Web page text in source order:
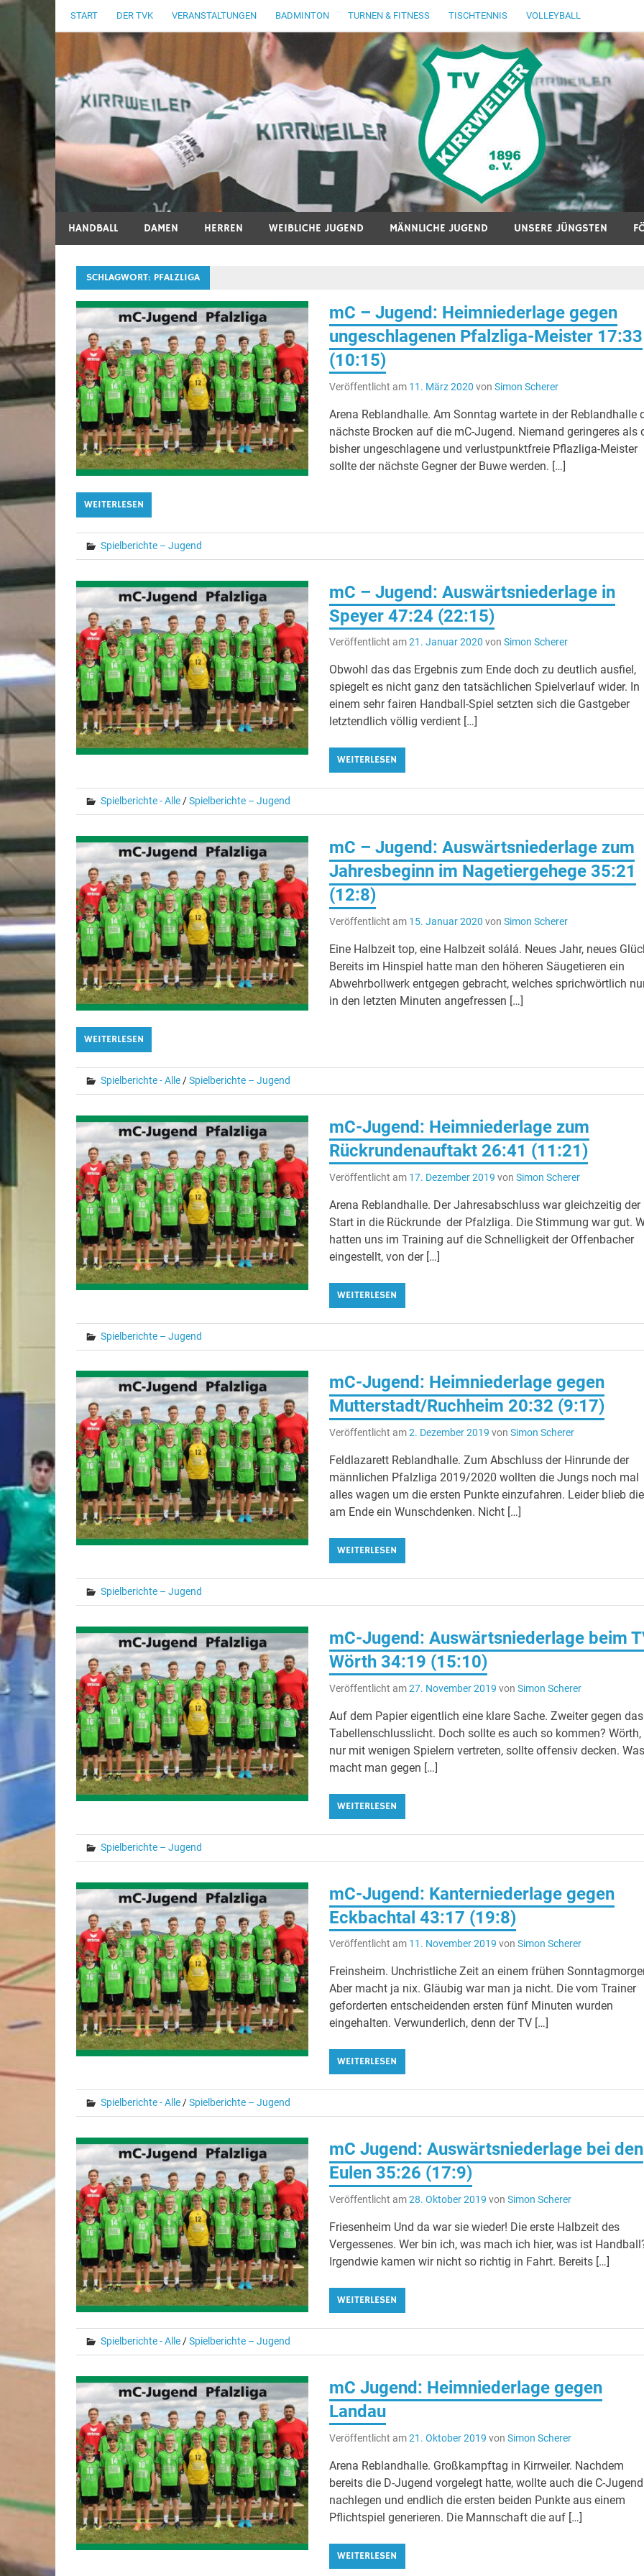
springen
START DER TVK VERANSTALTUNGEN BADMINTON TURNEN & FITNESS TISCHTENNIS VOLLEYBALL
HANDBALL DAMEN HERREN WEIBLICHE JUGEND MÄNNLICHE JUGEND UNSERE JÜNGSTEN
SCHLAGWORT: PFALZLIGA
mC – Jugend: Heimniederlage gegen
ungeschlagenen Pfalzliga-Meister 17:33
(10:15)
Veröffentlicht am 11. März 2020 vonSimon Scherer
Arena Reblandhalle. Am Sonntag wartete in der Reblandhalle
nächste Brocken auf die mC-Jugend. Niemand geringeres als
bisher ungeschlagene und verlustpunktfreie Pflazliga-Meister
sollte der nächste Gegner der Buwe werden. […]
WEITERLESEN
Spielberichte – Jugend
mC – Jugend: Auswärtsniederlage in
Speyer 47:24 (22:15)
Veröffentlicht am21. Januar 2020 vonSimon Scherer
Obwohl das das Ergebnis zum Ende doch zu deutlich ausfiel,
spiegelt es nicht ganz den tatsächlichen Spielverlauf wider. In
einem sehr fairen Handball-Spiel setzten sich die Gastgeber
letztendlich völlig verdient […]
WEITERLESEN
Spielberichte - Alle/Spielberichte – Jugend
mC – Jugend: Auswärtsniederlage zum
Jahresbeginn im Nagetiergehege 35:21
(12:8)
Veröffentlicht am 15. Januar 2020 vonSimon Scherer
Eine Halbzeit top, eine Halbzeit solálá. Neues Jahr, neues
Bereits im Hinspiel hatte man den höheren Säugetieren ein
Abwehrbollwerk entgegen gebracht, welches sprichwörtlich
in den letzten Minuten angefressen […]
WEITERLESEN
Spielberichte - Alle/Spielberichte – Jugend
mC-Jugend: Heimniederlage zum
Rückrundenauftakt 26:41 (11:21)
Veröffentlicht am 17. Dezember 2019 vonSimon Scherer
Arena Reblandhalle. Der Jahresabschluss war gleichzeitig der
Start in die Rückrunde der Pfalzliga. Die Stimmung war gut.
hatten uns im Training auf die Schnelligkeit der Offenbacher
eingestellt, von der […]
WEITERLESEN
Spielberichte – Jugend
mC-Jugend: Heimniederlage gegen
Mutterstadt/Ruchheim 20:32 (9:17)
Veröffentlicht am2. Dezember 2019 vonSimon Scherer
Feldlazarett Reblandhalle. Zum Abschluss der Hinrunde der
männlichen Pfalzliga 2019/2020 wollten die Jungs noch mal
alles wagen um die ersten Punkte einzufahren. Leider blieb
am Ende ein Wunschdenken. Nicht […]
WEITERLESEN
Spielberichte – Jugend
mC-Jugend: Auswärtsniederlage beim
Wörth 34:19 (15:10)
Veröffentlicht am27. November 2019 vonSimon Scherer
Auf dem Papier eigentlich eine klare Sache. Zweiter gegen das
Tabellenschlusslicht. Doch sollte es auch so kommen? Wörth,
nur mit wenigen Spielern vertreten, sollte offensiv decken.
macht man gegen […]
WEITERLESEN
Spielberichte – Jugend
mC-Jugend: Kanterniederlage gegen
Eckbachtal 43:17 (19:8)
Veröffentlicht am 11. November 2019 vonSimon Scherer
Freinsheim. Unchristliche Zeit an einem frühen
Aber macht ja nix. Gläubig war man ja nicht. Die vom Trainer
geforderten entscheidenden ersten fünf Minuten wurden
eingehalten. Verwunderlich, denn der TV […]
WEITERLESEN
Spielberichte - Alle/Spielberichte – Jugend
mC Jugend: Auswärtsniederlage bei den
Eulen 35:26 (17:9)
Veröffentlicht am28. Oktober 2019 vonSimon Scherer
Friesenheim Und da war sie wieder! Die erste Halbzeit des
Vergessenes. Wer bin ich, was mach ich hier, was ist
Irgendwie kamen wir nicht so richtig in Fahrt. Bereits […]
WEITERLESEN
Spielberichte - Alle/Spielberichte – Jugend
mC Jugend: Heimniederlage gegen
Landau
Veröffentlicht am21. Oktober 2019 vonSimon Scherer
Arena Reblandhalle. Großkampftag in Kirrweiler. Nachdem
bereits die D-Jugend vorgelegt hatte, wollte auch die C-Jugend
nachlegen und endlich die ersten beiden Punkte aus einem
Pflichtspiel generieren. Die Mannschaft die auf […]
WEITERLESEN